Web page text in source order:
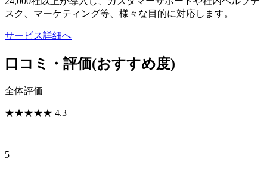
スク、マーケティング等、様々な目的に対応します。
サービス詳細へ
口コミ・評価(おすすめ度)
全体評価
★★★★★ 4.3
5